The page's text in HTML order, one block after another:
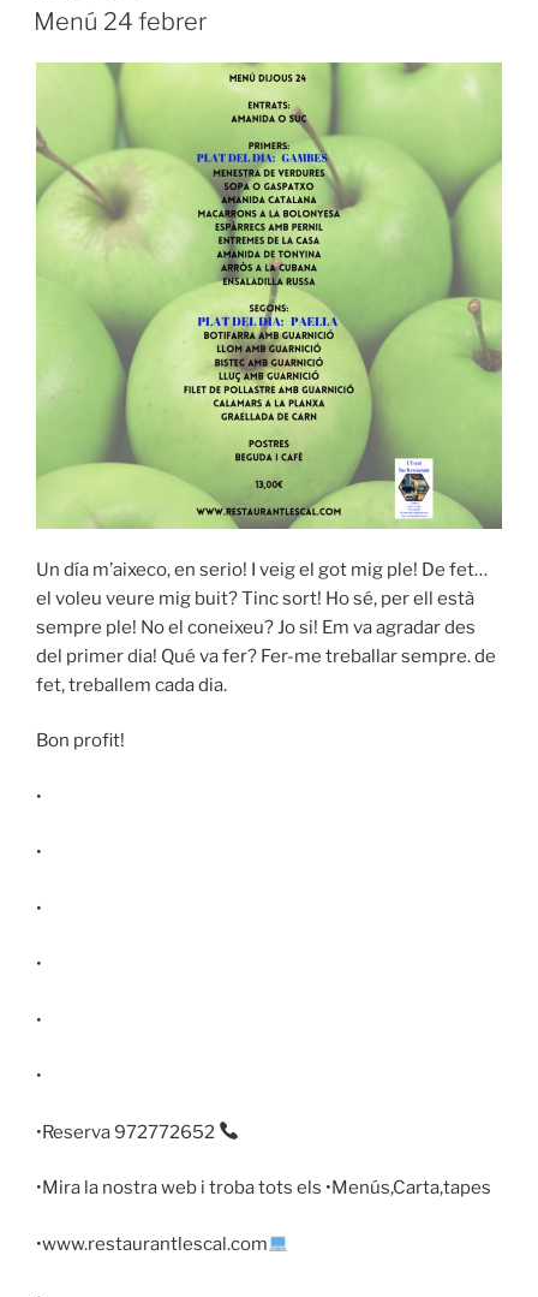
EL
Menú 24 febrer
Un día m’aixeco, en serio! I veig el got mig ple! De fet…
el voleu veure mig buit? Tinc sort! Ho sé, per ell està
sempre ple! No el coneixeu? Jo si! Em va agradar des
del primer dia! Qué va fer? Fer-me treballar sempre. de
fet, treballem cada dia.
Bon profit!
•
•
•
•
•
•
•Reserva 972772652
•Mira la nostra web i troba tots els •Menús,Carta,tapes
•www.restaurantlescal.com